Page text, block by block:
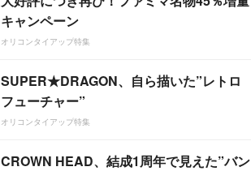
キャンペーン
オリコンタイアップ特集
SUPER★DRAGON、自ら描いた”レトロ
フューチャー”
オリコンタイアップ特集
CROWN HEAD、結成1周年で見えた”バン